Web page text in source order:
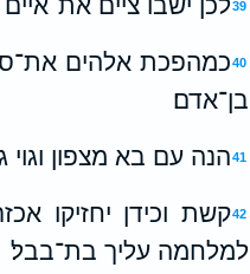
39
40כמהפכת אלהים
בן־אדם׃
41הנה עם בא מצפון וגוי
42קשת וכידן יחזיקו
למלחמה עליך בת־בבל׃